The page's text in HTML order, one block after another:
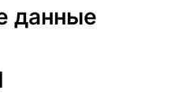
данные